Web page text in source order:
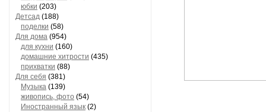
юбки (203)
Детсад (188)
поделки (58)
Для дома (954)
для кухни (160)
домашние хитрости (435)
прихватки (88)
Для себя (381)
Музыка (139)
живопись, фото (54)
Иностранный язык (2)